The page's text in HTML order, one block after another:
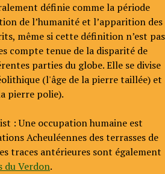
définie comme la période
de l’humanité et l’apparition des
même si cette définition n’est pas
compte tenue de la disparité de
parties du globe. Elle se divise
(l'âge de la pierre taillée) et
pierre polie).
: Une occupation humaine est
Acheuléennes des terrasses de
traces antérieures sont également
du Verdon.